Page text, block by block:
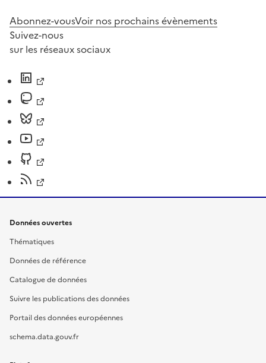
Abonnez-vousVoir nos prochains évènements
Suivez-nous
sur les réseaux sociaux
Données ouvertes
Thématiques
Données de référence
Catalogue de données
Suivre les publications des données
Portail des données européennes
schema.data.gouv.fr